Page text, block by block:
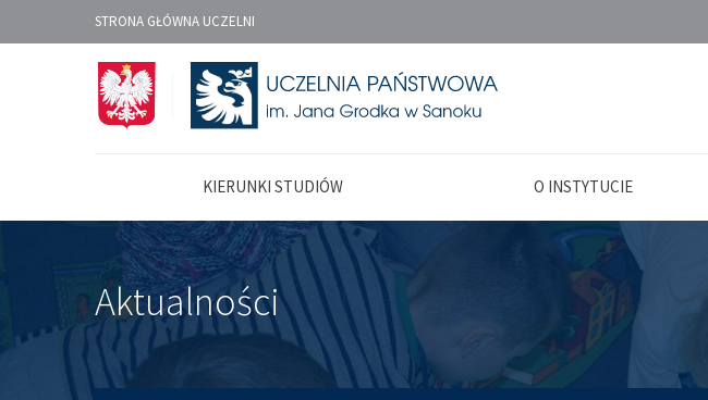
STRONA GŁÓWNA UCZELNI
KIERUNKI STUDIÓW O INSTYTUCIE
Aktualności